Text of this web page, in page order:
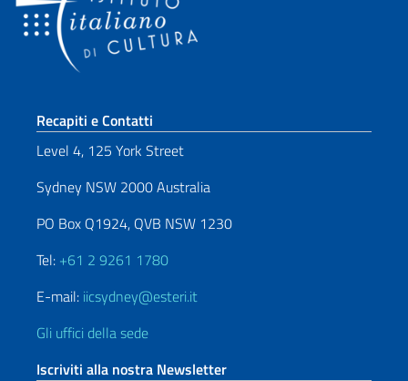
Sezione footer
Recapiti e Contatti
Level 4, 125 York Street
Sydney NSW 2000 Australia
PO Box Q1924, QVB NSW 1230
Tel: +61 2 9261 1780
E-mail: iicsydney@esteri.it
Gli uffici della sede
Iscriviti alla nostra Newsletter